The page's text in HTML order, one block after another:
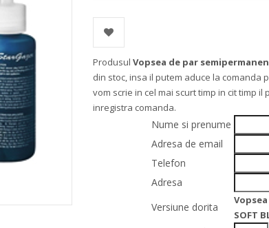
Produsul Vopsea de par
din stoc, insa il putem aduce la
vom scrie in cel mai scurt timp in cit timp
inregistra comanda.
Nume si prenume
Adresa de email
Telefon
Adresa
Versiune dorita
SOFT